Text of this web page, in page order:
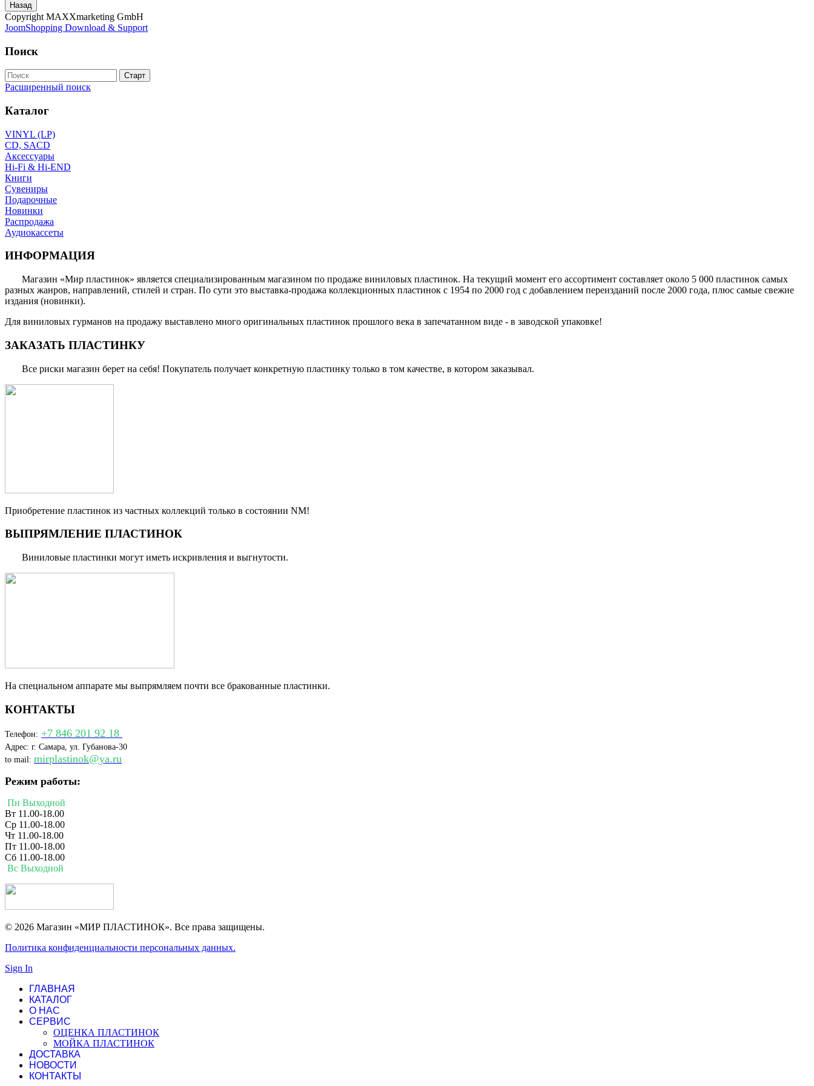
Copyright MAXXmarketing GmbH
JoomShopping Download & Support
Поиск
Расширенный поиск
Каталог
VINYL (LP)
CD, SACD
Аксессуары
Hi-Fi & Hi-END
Книги
Сувениры
Подарочные
Новинки
Распродажа
Аудиокассеты
ИНФОРМАЦИЯ
Магазин «Мир пластинок» является специализированным магазином по продаже виниловых пластинок. На текущий момент его ассортимент составляет около 5 000 пластинок самых
разных жанров, направлений, стилей и стран. По сути это выставка-продажа коллекционных пластинок с 1954 по 2000 год с добавлением переизданий после 2000 года, плюс самые свежие
издания (новинки).
Для виниловых гурманов на продажу выставлено много оригинальных пластинок прошлого века в запечатанном виде - в заводской упаковке!
ЗАКАЗАТЬ ПЛАСТИНКУ
Все риски магазин берет на себя! Покупатель получает конкретную пластинку только в том качестве, в котором заказывал.
Приобретение пластинок из частных коллекций только в состоянии NM!
ВЫПРЯМЛЕНИЕ ПЛАСТИНОК
Виниловые пластинки могут иметь искривления и выгнутости.
На специальном аппарате мы выпрямляем почти все бракованные пластинки.
КОНТАКТЫ
Телефон: +7 846 201 92 18
Адрес: г. Самара, ул. Губанова-30
to mail: mirplastinok@ya.ru
Режим работы:
Пн Выходной
Вт 11.00-18.00
Ср 11.00-18.00
Чт 11.00-18.00
Пт 11.00-18.00
Сб 11.00-18.00
Вс Выходной
© 2026 Магазин «МИР ПЛАСТИНОК». Все права защищены.
Политика конфиденциальности персональных данных.
Sign In
ГЛАВНАЯ
КАТАЛОГ
О НАС
СЕРВИС
ОЦЕНКА ПЛАСТИНОК
МОЙКА ПЛАСТИНОК
ДОСТАВКА
НОВОСТИ
КОНТАКТЫ